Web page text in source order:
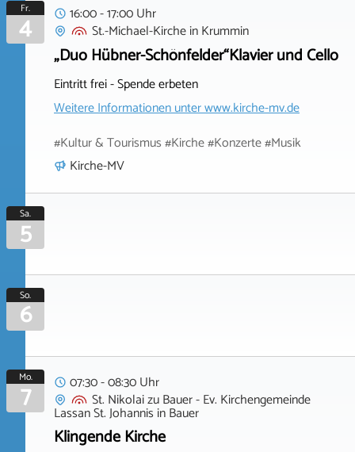
Fr.
4
16:00 - 17:00 Uhr
St.-Michael-KircheinKrummin
„Duo Hübner-Schönfelder“Klavier und Cello
Eintritt frei - Spende erbeten
Weitere Informationen unterwww.kirche-mv.de
#Kultur & Tourismus #Kirche #Konzerte #Musik
Kirche-MV
Sa.
5
So.
6
Mo.
7
07:30 - 08:30 Uhr
St. Nikolai zu Bauer - Ev. Kirchengemeinde
Lassan St. Johannis inBauer
Klingende Kirche